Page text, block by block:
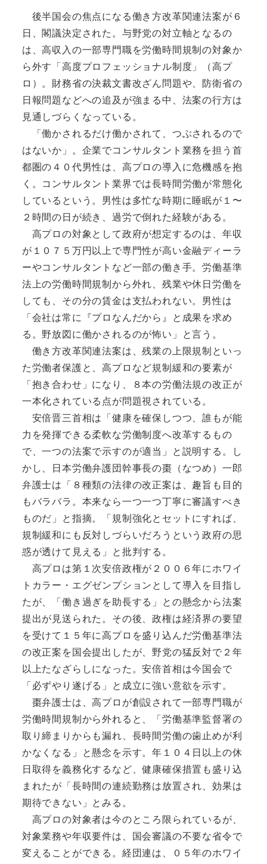
後半国会の焦点になる働き方改革関連法案が６
日、閣議決定された。与野党の対立軸となるの
は、高収入の一部専門職を労働時間規制の対象か
ら外す「高度プロフェッショナル制度」（高プ
ロ）。財務省の決裁文書改ざん問題や、防衛省の
日報問題などへの追及が強まる中、法案の行方は
見通しづらくなっている。
「働かされるだけ働かされて、つぶされるので
はないか」。企業でコンサルタント業務を担う首
都圏の４０代男性は、高プロの導入に危機感を抱
く。コンサルタント業界では長時間労働が常態化
しているという。男性は多忙な時期に睡眠が１〜
２時間の日が続き、過労で倒れた経験がある。
高プロの対象として政府が想定するのは、年収
が１０７５万円以上で専門性が高い金融ディーラ
ーやコンサルタントなど一部の働き手。労働基準
法上の労働時間規制から外れ、残業や休日労働を
しても、その分の賃金は支払われない。男性は
「会社は常に『プロなんだから』と成果を求め
る。野放図に働かされるのが怖い」と言う。
働き方改革関連法案は、残業の上限規制といっ
た労働者保護と、高プロなど規制緩和の要素が
「抱き合わせ」になり、８本の労働法規の改正が
一本化されている点が問題視されている。
安倍晋三首相は「健康を確保しつつ、誰もが能
力を発揮できる柔軟な労働制度へ改革するもの
で、一つの法案で示すのが適当」と説明する。し
かし、日本労働弁護団幹事長の棗（なつめ）一郎
弁護士は「８種類の法律の改正案は、趣旨も目的
もバラバラ。本来なら一つ一つ丁寧に審議すべき
ものだ」と指摘。「規制強化とセットにすれば、
規制緩和にも反対しづらいだろうという政府の思
惑が透けて見える」と批判する。
高プロは第１次安倍政権が２００６年にホワイ
トカラー・エグゼンプションとして導入を目指し
たが、「働き過ぎを助長する」との懸念から法案
提出が見送られた。その後、政権は経済界の要望
を受けて１５年に高プロを盛り込んだ労働基準法
の改正案を国会提出したが、野党の猛反対で２年
以上たなざらしになった。安倍首相は今国会で
「必ずやり遂げる」と成立に強い意欲を示す。
棗弁護士は、高プロが創設されて一部専門職が
労働時間規制から外れると、「労働基準監督署の
取り締まりからも漏れ、長時間労働の歯止めが利
かなくなる」と懸念を示す。年１０４日以上の休
日取得を義務化するなど、健康確保措置も盛り込
まれたが「長時間の連続勤務は放置され、効果は
期待できない」とみる。
高プロの対象者は今のところ限られているが、
対象業務や年収要件は、国会審議の不要な省令で
変えることができる。経団連は、０５年のホワイ